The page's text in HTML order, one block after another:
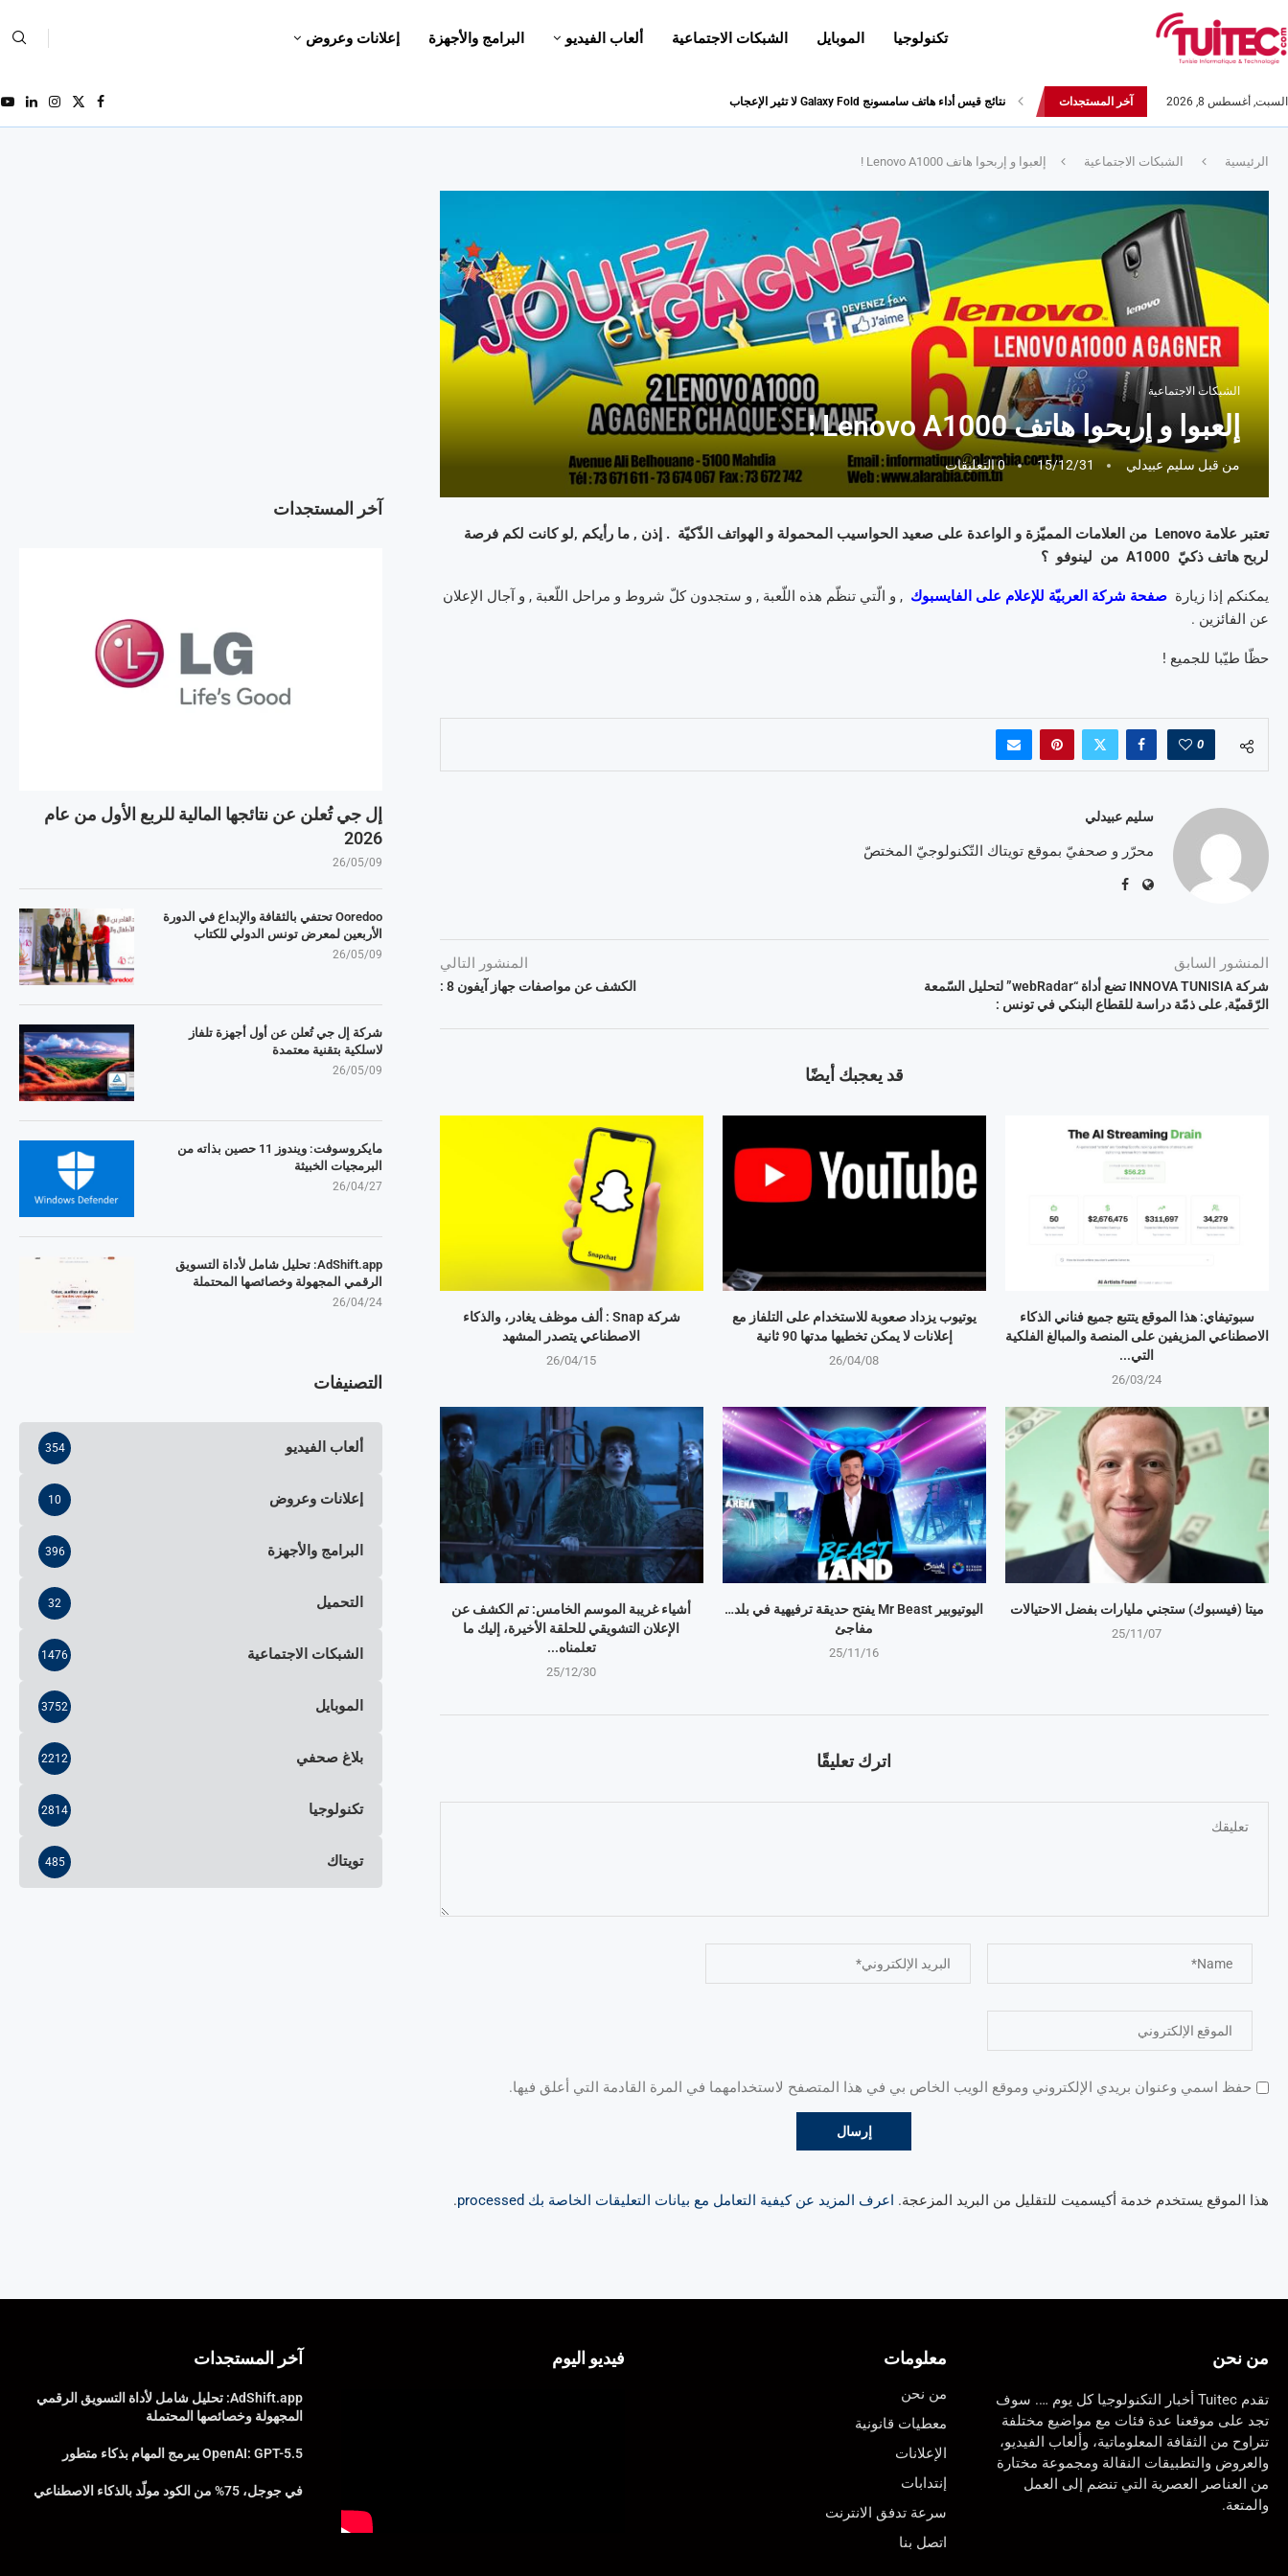
تكنولوجيا الموبايل الشبكات الاجتماعية ألعاب الفيديو البرامج والأجهزة إعلانات وعروض
السبت, أغسطس 8, 2026 آخر المستجدات نتائج قيس أداء هاتف سامسونج Galaxy Fold لا تثير الإعجاب
الرئيسية الشبكات الاجتماعية إلعبوا و إربحوا هاتف Lenovo A1000 !
الشبكات الاجتماعية
إلعبوا و إربحوا هاتف Lenovo A1000 !
من قبل سليم عبيدلي 15/12/31 0 التعليقات
تعتبر علامة Lenovo من العلامات المميّزة و الواعدة على صعيد الحواسيب المحمولة و الهواتف الذّكيّة . إذن , ما رأيكم ,لو كانت لكم فرصة
لربح هاتف ذكيّ A1000 من لينوفو ؟
يمكنكم إذا زيارة صفحة شركة العربيّة للإعلام على الفايسبوك , و الّتي تنظّم هذه اللّعبة , و ستجدون كلّ شروط و مراحل اللّعبة , و آجال الإعلان
عن الفائزين .
حظّا طيّبا للجميع !
0
سليم عبيدلي
محرّر و صحفيّ بموقع تويتاك التّكنولوجيّ المختصّ
المنشور السابق
شركة INNOVA TUNISIA تضع أداة “webRadar” لتحليل السّمعة
الرّقميّة, على ذمّة دراسة للقطاع البنكي في تونس :
المنشور التالي
الكشف عن مواصفات جهاز آيفون 8 :
قد يعجبك أيضًا
شركة Snap : ألف موظف يغادر، والذكاء
الاصطناعي يتصدر المشهد
26/04/15
يوتيوب يزداد صعوبة للاستخدام على التلفاز مع
إعلانات لا يمكن تخطيها مدتها 90 ثانية
26/04/08
سبوتيفاي: هذا الموقع يتتبع جميع فناني الذكاء
الاصطناعي المزيفين على المنصة والمبالغ الفلكية
التي...
26/03/24
أشياء غريبة الموسم الخامس: تم الكشف عن
الإعلان التشويقي للحلقة الأخيرة، إليك ما
تعلمناه...
25/12/30
اليوتيوبير Mr Beast يفتح حديقة ترفيهية في بلد…
مفاجئ
25/11/16
ميتا (فيسبوك) ستجني مليارات بفضل الاحتيالات
25/11/07
اترك تعليقًا
حفظ اسمي وعنوان بريدي الإلكتروني وموقع الويب الخاص بي في هذا المتصفح لاستخدامهما في المرة القادمة التي أعلق فيها.
هذا الموقع يستخدم خدمة أكيسميت للتقليل من البريد المزعجة. اعرف المزيد عن كيفية التعامل مع بيانات التعليقات الخاصة بك processed .
آخر المستجدات
إل جي تُعلن عن نتائجها المالية للربع الأول من عام
2026
26/05/09
Ooredoo تحتفي بالثقافة والإبداع في الدورة
الأربعين لمعرض تونس الدولي للكتاب
26/05/09
شركة إل جي تُعلن عن أول أجهزة تلفاز
لاسلكية بتقنية معتمدة
26/05/09
مايكروسوفت: ويندوز 11 حصين بذاته من
البرمجيات الخبيثة
26/04/27
AdShift.app: تحليل شامل لأداة التسويق
الرقمي المجهولة وخصائصها المحتملة
26/04/24
التصنيفات
ألعاب الفيديو 354
إعلانات وعروض 10
البرامج والأجهزة 396
التحميل 32
الشبكات الاجتماعية 1476
الموبايل 3752
بلاغ صحفي 2212
تكنولوجيا 2814
تويتاك 485
من نحن
تقدم Tuitec أخبار التكنولوجيا كل يوم …. سوف
تجد على موقعنا عدة فئات مع مواضيع مختلفة
تتراوح من الثقافة المعلوماتية، وألعاب الفيديو،
والعروض والتطبيقات النقالة ومجموعة مختارة
من العناصر العصرية التي تنضم إلى العمل
والمتعة.
معلومات
من نحن
معطيات قانونية
الإعلانات
إنتدابات
سرعة تدفق الانترنت
اتصل بنا
فيديو اليوم آخر المستجدات
AdShift.app: تحليل شامل لأداة التسويق الرقمي
المجهولة وخصائصها المحتملة
OpenAI: GPT-5.5 يبرمج المهام بذكاء متطور
في جوجل، 75% من الكود مولّد بالذكاء الاصطناعي